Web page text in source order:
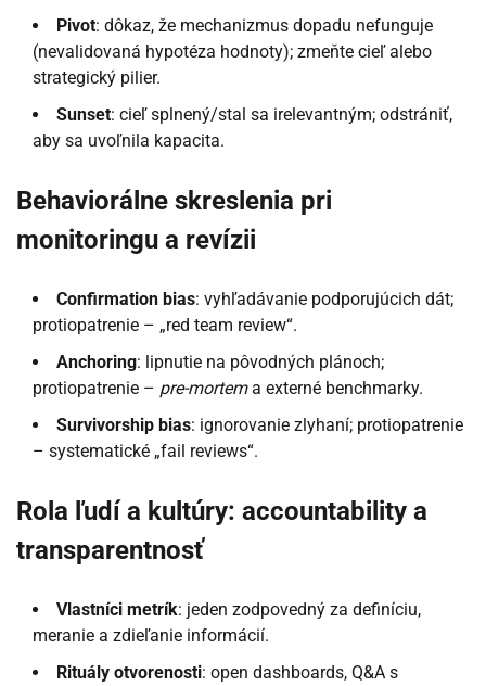
Pivot: dôkaz, že mechanizmus dopadu nefunguje
(nevalidovaná hypotéza hodnoty); zmeňte cieľ alebo
strategický pilier.
Sunset: cieľ splnený/stal sa irelevantným; odstrániť,
aby sa uvoľnila kapacita.
Behaviorálne skreslenia pri
monitoringu a revízii
Confirmation bias: vyhľadávanie podporujúcich dát;
protiopatrenie – „red team review“.
Anchoring: lipnutie na pôvodných plánoch;
protiopatrenie – pre-mortema externé benchmarky.
Survivorship bias: ignorovanie zlyhaní; protiopatrenie
– systematické „fail reviews“.
Rola ľudí a kultúry: accountability a
transparentnosť
Vlastníci metrík: jeden zodpovedný za definíciu,
meranie a zdieľanie informácií.
Rituály otvorenosti: open dashboards, Q&A s